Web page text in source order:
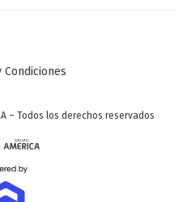
Condiciones
– Todos los derechos reservados